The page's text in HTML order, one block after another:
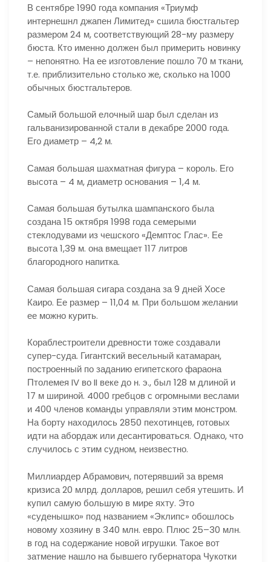
В сентябре 1990 года компания «Триумф
интернешнл джапен Лимитед» сшила бюстгальтер
размером 24 м, соответствующий 28-му размеру
бюста. Кто именно должен был примерить новинку
– непонятно. На ее изготовление пошло 70 м ткани,
т.е. приблизительно столько же, сколько на 1000
обычных бюстгальтеров.
Самый большой елочный шар был сделан из
гальванизированной стали в декабре 2000 года.
Его диаметр – 4,2 м.
Самая большая шахматная фигура – король. Его
высота – 4 м, диаметр основания – 1,4 м.
Самая большая бутылка шампанского была
создана 15 октября 1998 года семерыми
стеклодувами из чешского «Демптос Глас». Ее
высота 1,39 м. она вмещает 117 литров
благородного напитка.
Самая большая сигара создана за 9 дней Хосе
Каиро. Ее размер – 11,04 м. При большом желании
ее можно курить.
Кораблестроители древности тоже создавали
супер-суда. Гигантский весельный катамаран,
построенный по заданию египетского фараона
Птолемея IV во II веке до н. э., был 128 м длиной и
17 м шириной. 4000 гребцов с огромными веслами
и 400 членов команды управляли этим монстром.
На борту находилось 2850 пехотинцев, готовых
идти на абордаж или десантироваться. Однако, что
случилось с этим судном, неизвестно.
Миллиардер Абрамович, потерявший за время
кризиса 20 млрд. долларов, решил себя утешить. И
купил самую большую в мире яхту. Это
«суденышко» под названием «Эклипс» обошлось
новому хозяину в 340 млн. евро. Плюс 25–30 млн.
в год на содержание новой игрушки. Такое вот
затмение нашло на бывшего губернатора Чукотки